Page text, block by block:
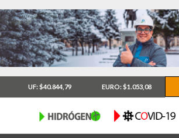
UF: $40.844,79 EURO: $1.053,08